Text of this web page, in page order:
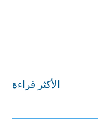
الأكثر قراءة